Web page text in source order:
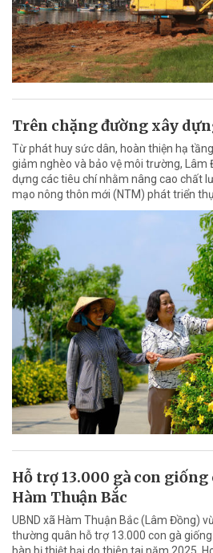
Trên chặng đường xây
Từ phát huy sức dân, hoàn thiện hạ
giảm nghèo và bảo vệ môi trường,
dựng các tiêu chí nhằm nâng cao chất
mạo nông thôn mới (NTM) phát triển
Hỗ trợ 13.000 gà con
Hàm Thuận Bắc
UBND xã Hàm Thuận Bắc (Lâm Đồng)
thường quân hỗ trợ 13.000 con gà
bàn bị thiệt hại do thiên tai năm 2025.